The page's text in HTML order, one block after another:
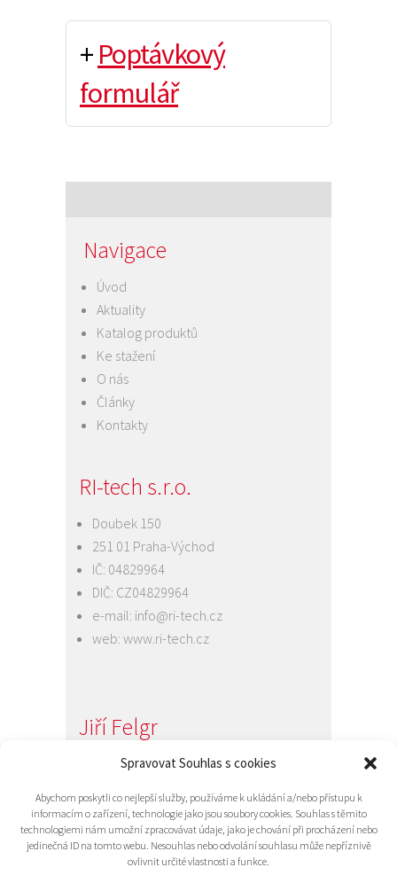
Spravovat Souhlas s cookies
Abychom poskytli co nejlepší služby, používáme k ukládání a/nebo přístupu k
informacím o zařízení, technologie jako jsou soubory cookies. Souhlas s těmito
technologiemi nám umožní zpracovávat údaje, jako je chování při procházení nebo
jedinečná ID na tomto webu. Nesouhlas nebo odvolání souhlasu může nepříznivě
ovlivnit určité vlastnosti a funkce.
+ Poptávkový
formulář
Navigace
Úvod
Aktuality
Katalog produktů
Ke stažení
O nás
Články
Kontakty
RI-tech s.r.o.
Doubek 150
251 01 Praha-Východ
IČ: 04829964
DIČ: CZ04829964
e-mail: info@ri-tech.cz
web: www.ri-tech.cz
Jiří Felgr
Jednatel společnosti
e-mail:info@ri-tech.cz